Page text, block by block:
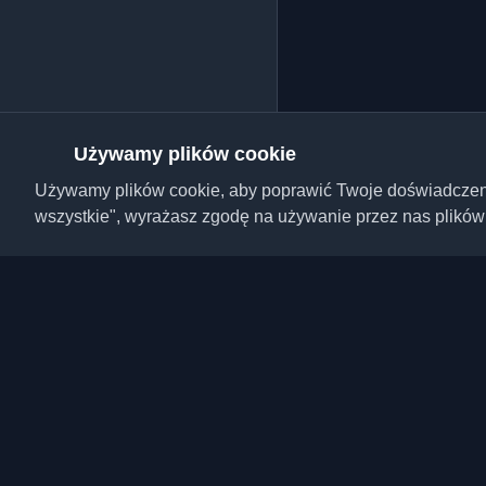
Używamy plików cookie
Używamy plików cookie, aby poprawić Twoje
wszystkie", wyrażasz zgodę na używanie przez nas